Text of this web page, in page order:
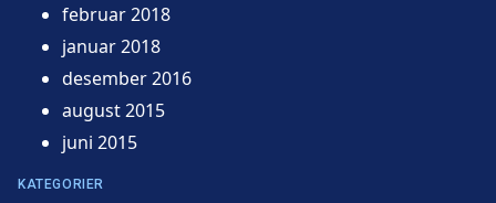
februar 2018
januar 2018
desember 2016
august 2015
juni 2015
KATEGORIER